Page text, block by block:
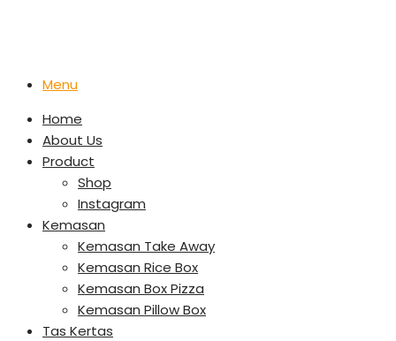
Menu
Home
About Us
Product
Shop
Instagram
Kemasan
Kemasan Take Away
Kemasan Rice Box
Kemasan Box Pizza
Kemasan Pillow Box
Tas Kertas